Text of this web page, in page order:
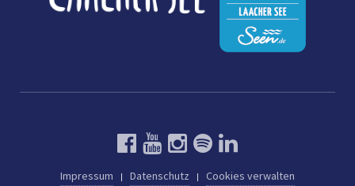
Impressum Datenschutz Cookies verwalten